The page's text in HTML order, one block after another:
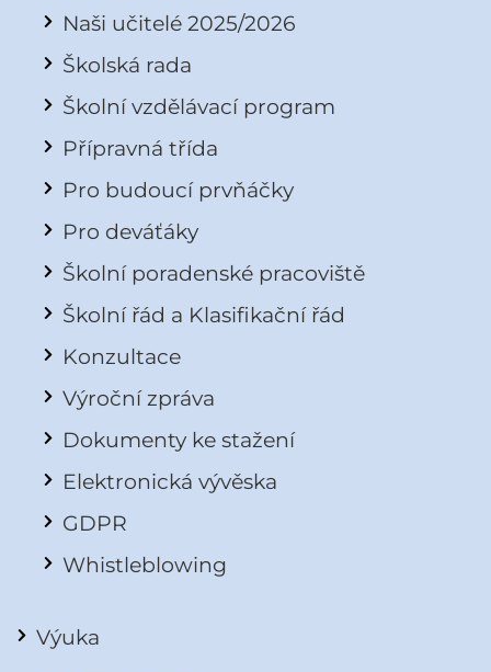
Naši učitelé 2025/2026
Školská rada
Školní vzdělávací program
Přípravná třída
Pro budoucí prvňáčky
Pro deváťáky
Školní poradenské pracoviště
Školní řád a Klasifikační řád
Konzultace
Výroční zpráva
Dokumenty ke stažení
Elektronická vývěska
GDPR
Whistleblowing
Výuka